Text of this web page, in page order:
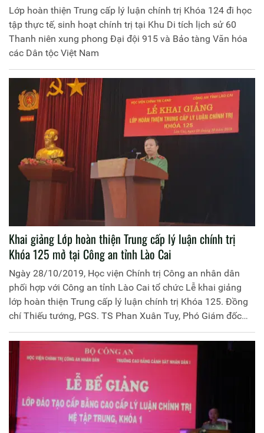
hóa các Dân tộc Việt Nam
Lớp hoàn thiện Trung cấp lý luận chính trị Khóa 124 đi học
tập thực tế, sinh hoạt chính trị tại Khu Di tích lịch sử 60
Thanh niên xung phong Đại đội 915 và Bảo tàng Văn hóa
các Dân tộc Việt Nam
Khai giảng Lớp hoàn thiện Trung cấp lý luận chính trị
Khóa 125 mở tại Công an tỉnh Lào Cai
Ngày 28/10/2019, Học viện Chính trị Công an nhân dân
phối hợp với Công an tỉnh Lào Cai tổ chức Lễ khai giảng
lớp hoàn thiện Trung cấp lý luận chính trị Khóa 125. Đồng
chí Thiếu tướng, PGS. TS Phan Xuân Tuy, Phó Giám đốc
Học viện dự và chủ trì buổi lễ